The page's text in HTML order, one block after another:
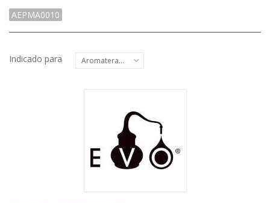
AEPMA0010
Indicado para Aromaterapia